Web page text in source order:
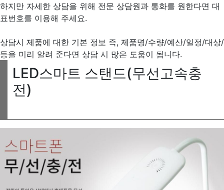
하지만 자세한 상담을 위해 전문 상담원과 통화를 원한다면 대
표번호를 이용해 주세요.
상담시 제품에 대한 기본 정보 즉, 제품명/수량/예산/일정/대상/
등을 미리 알려 준다면 상담 시 많은 도움이 됩니다.
LED스마트 스탠드(무선고속충
전)